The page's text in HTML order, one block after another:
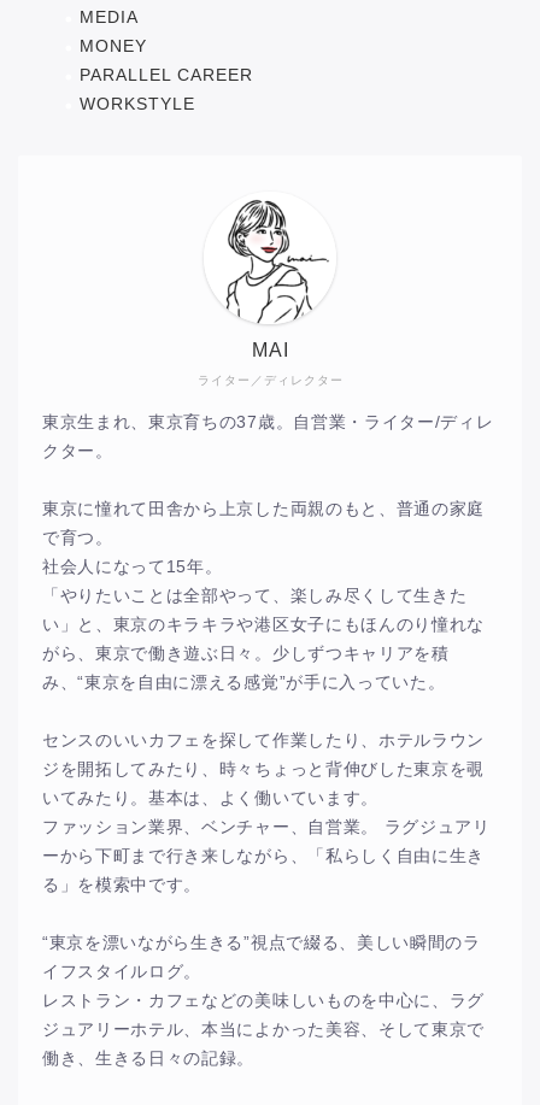
MEDIA
MONEY
PARALLEL CAREER
WORKSTYLE
ライター／ディレクター
MAI
東京生まれ、東京育ちの37歳。自営業・ライター/ディレ
クター。
東京に憧れて田舎から上京した両親のもと、普通の家庭
で育つ。
社会人になって15年。
「やりたいことは全部やって、楽しみ尽くして生きた
い」と、東京のキラキラや港区女子にもほんのり憧れな
がら、東京で働き遊ぶ日々。少しずつキャリアを積
み、“東京を自由に漂える感覚”が手に入っていた。
センスのいいカフェを探して作業したり、ホテルラウン
ジを開拓してみたり、時々ちょっと背伸びした東京を覗
いてみたり。基本は、よく働いています。
ファッション業界、ベンチャー、自営業。 ラグジュアリ
ーから下町まで行き来しながら、「私らしく自由に生き
る」を模索中です。
“東京を漂いながら生きる”視点で綴る、美しい瞬間のラ
イフスタイルログ。
レストラン・カフェなどの美味しいものを中心に、ラグ
ジュアリーホテル、本当によかった美容、そして東京で
働き、生きる日々の記録。